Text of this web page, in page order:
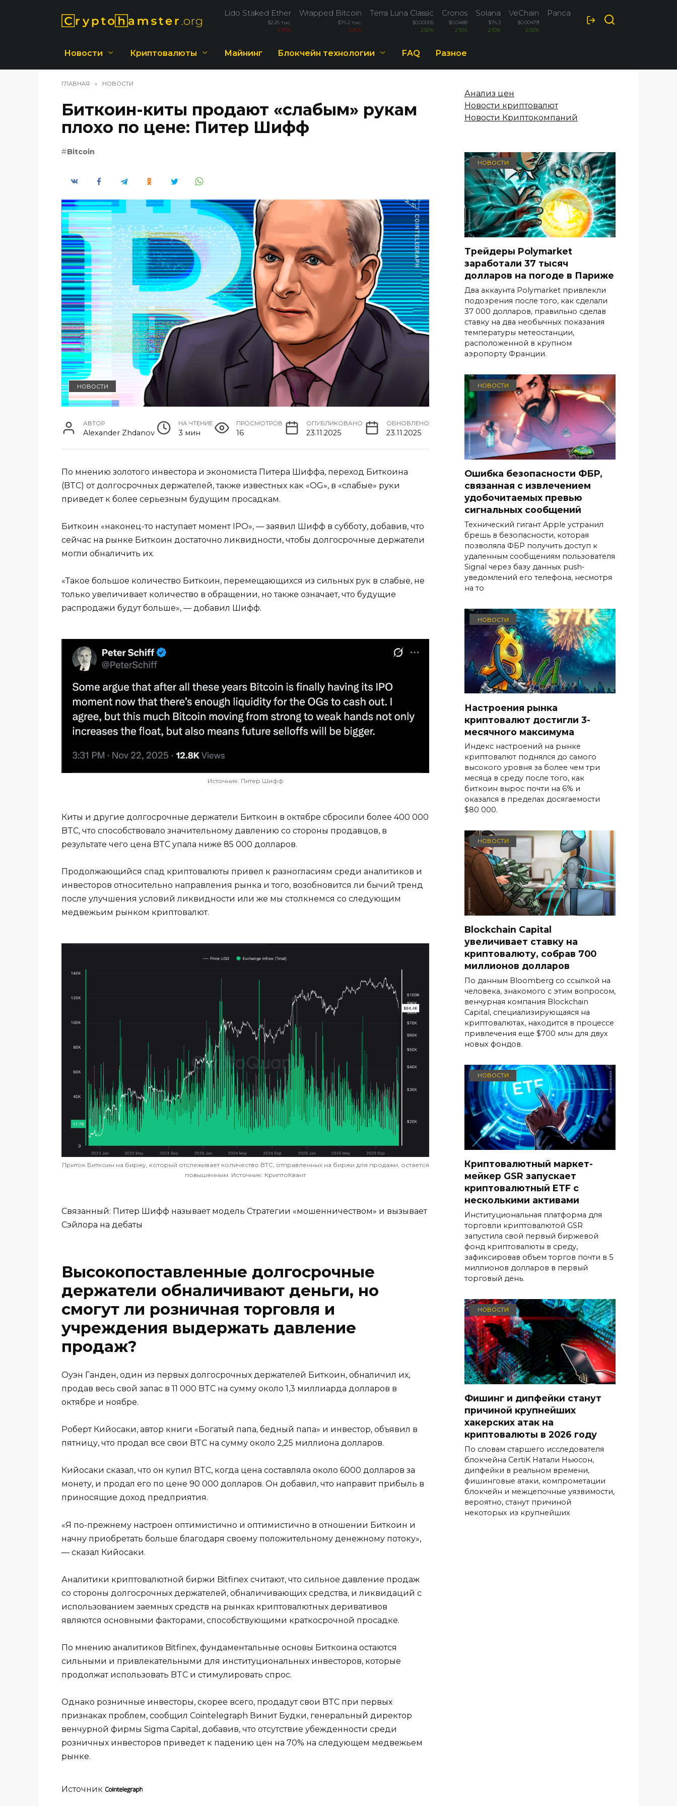
Lido Staked Ether
$2.26 тыс.
-3.76%
Wrapped Bitcoin
$76.2 тыс.
-3.26%
Terra Luna Classic
$0.00005
2.50%
Cronos
$0.0488
2.10%
Solana
$76.3
2.10%
VeChain
$0.00479
2.00%
PancakeSwap
$1.44
Optimism
Новости Криптовалюты Майнинг Блокчейн технологии FAQ Разное
ГЛАВНАЯ » НОВОСТИ
Биткоин-киты продают «слабым» рукам
плохо по цене: Питер Шифф
Bitcoin
НОВОСТИ
АВТОР
Alexander Zhdanov
НА ЧТЕНИЕ
3 мин
ПРОСМОТРОВ
16
ОПУБЛИКОВАНО
23.11.2025
ОБНОВЛЕНО
23.11.2025
По мнению золотого инвестора и экономиста Питера Шиффа, переход Биткоина
(BTC) от долгосрочных держателей, также известных как «OG», в «слабые» руки
приведет к более серьезным будущим просадкам.
Биткоин «наконец-то наступает момент IPO», — заявил Шифф в субботу, добавив, что
сейчас на рынке Биткоин достаточно ликвидности, чтобы долгосрочные держатели
могли обналичить их.
«Такое большое количество Биткоин, перемещающихся из сильных рук в слабые, не
только увеличивает количество в обращении, но также означает, что будущие
распродажи будут больше», — добавил Шифф.
Источник: Питер Шифф
Киты и другие долгосрочные держатели Биткоин в октябре сбросили более 400 000
BTC, что способствовало значительному давлению со стороны продавцов, в
результате чего цена BTC упала ниже 85 000 долларов.
Продолжающийся спад криптовалюты привел к разногласиям среди аналитиков и
инвесторов относительно направления рынка и того, возобновится ли бычий тренд
после улучшения условий ликвидности или же мы столкнемся со следующим
медвежьим рынком криптовалют.
Приток Биткоин на биржу, который отслеживает количество BTC, отправленных на биржи для продажи, остается
повышенным. Источник: КриптоКвант
Связанный: Питер Шифф называет модель Стратегии «мошенничеством» и вызывает
Сэйлора на дебаты
Высокопоставленные долгосрочные
держатели обналичивают деньги, но
смогут ли розничная торговля и
учреждения выдержать давление
продаж?
Оуэн Ганден, один из первых долгосрочных держателей Биткоин, обналичил их,
продав весь свой запас в 11 000 BTC на сумму около 1,3 миллиарда долларов в
октябре и ноябре.
Роберт Кийосаки, автор книги «Богатый папа, бедный папа» и инвестор, объявил в
пятницу, что продал все свои BTC на сумму около 2,25 миллиона долларов.
Кийосаки сказал, что он купил BTC, когда цена составляла около 6000 долларов за
монету, и продал его по цене 90 000 долларов. Он добавил, что направит прибыль в
приносящие доход предприятия.
«Я по-прежнему настроен оптимистично и оптимистично в отношении Биткоин и
начну приобретать больше благодаря своему положительному денежному потоку»,
— сказал Кийосаки.
Аналитики криптовалютной биржи Bitfinex считают, что сильное давление продаж
со стороны долгосрочных держателей, обналичивающих средства, и ликвидаций с
использованием заемных средств на рынках криптовалютных деривативов
являются основными факторами, способствующими краткосрочной просадке.
По мнению аналитиков Bitfinex, фундаментальные основы Биткоина остаются
сильными и привлекательными для институциональных инвесторов, которые
продолжат использовать BTC и стимулировать спрос.
Однако розничные инвесторы, скорее всего, продадут свои BTC при первых
признаках проблем, сообщил Cointelegraph Винит Будки, генеральный директор
венчурной фирмы Sigma Capital, добавив, что отсутствие убежденности среди
розничных инвесторов приведет к падению цен на 70% на следующем медвежьем
рынке.
Источник
Анализ цен
Новости криптовалют
Новости Криптокомпаний
НОВОСТИ
Трейдеры Polymarket
заработали 37 тысяч
долларов на погоде в Париже
Два аккаунта Polymarket привлекли
подозрения после того, как сделали
37 000 долларов, правильно сделав
ставку на два необычных показания
температуры метеостанции,
расположенной в крупном
аэропорту Франции.
НОВОСТИ
Ошибка безопасности ФБР,
связанная с извлечением
удобочитаемых превью
сигнальных сообщений
Технический гигант Apple устранил
брешь в безопасности, которая
позволяла ФБР получить доступ к
удаленным сообщениям пользователя
Signal через базу данных push-
уведомлений его телефона, несмотря
на то
НОВОСТИ
Настроения рынка
криптовалют достигли 3-
месячного максимума
Индекс настроений на рынке
криптовалют поднялся до самого
высокого уровня за более чем три
месяца в среду после того, как
биткоин вырос почти на 6% и
оказался в пределах досягаемости
$80 000.
НОВОСТИ
Blockchain Capital
увеличивает ставку на
криптовалюту, собрав 700
миллионов долларов
По данным Bloomberg со ссылкой на
человека, знакомого с этим вопросом,
венчурная компания Blockchain
Capital, специализирующаяся на
криптовалютах, находится в процессе
привлечения еще $700 млн для двух
новых фондов.
НОВОСТИ
Криптовалютный маркет-
мейкер GSR запускает
криптовалютный ETF с
несколькими активами
Институциональная платформа для
торговли криптовалютой GSR
запустила свой первый биржевой
фонд криптовалюты в среду,
зафиксировав объем торгов почти в 5
миллионов долларов в первый
торговый день.
НОВОСТИ
Фишинг и дипфейки станут
причиной крупнейших
хакерских атак на
криптовалюты в 2026 году
По словам старшего исследователя
блокчейна CertiK Натали Ньюсон,
дипфейки в реальном времени,
фишинговые атаки, компрометации
блокчейн и межцепочные уязвимости,
вероятно, станут причиной
некоторых из крупнейших